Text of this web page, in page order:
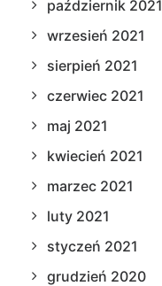
październik 2021
wrzesień 2021
sierpień 2021
czerwiec 2021
maj 2021
kwiecień 2021
marzec 2021
luty 2021
styczeń 2021
grudzień 2020